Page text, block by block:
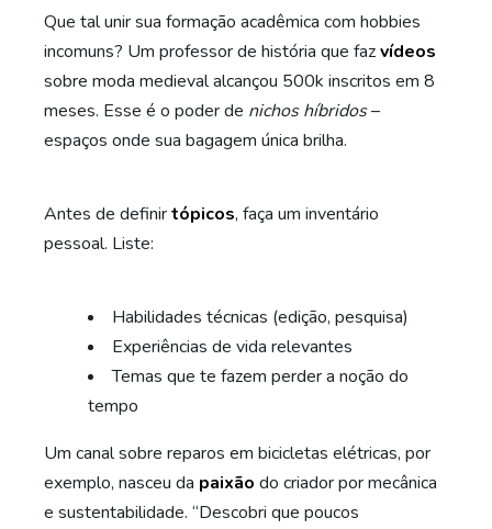
Que tal unir sua formação acadêmica com hobbies
incomuns? Um professor de história que fazvídeos
sobre moda medieval alcançou 500k inscritos em 8
meses. Esse é o poder de nichos híbridos–
espaços onde sua bagagem única brilha.
Antes de definirtópicos, faça um inventário
pessoal. Liste:
Habilidades técnicas (edição, pesquisa)
Experiências de vida relevantes
Temas que te fazem perder a noção do
tempo
Um canal sobre reparos em bicicletas elétricas, por
exemplo, nasceu da paixão do criador por mecânica
e sustentabilidade. “Descobri que poucos